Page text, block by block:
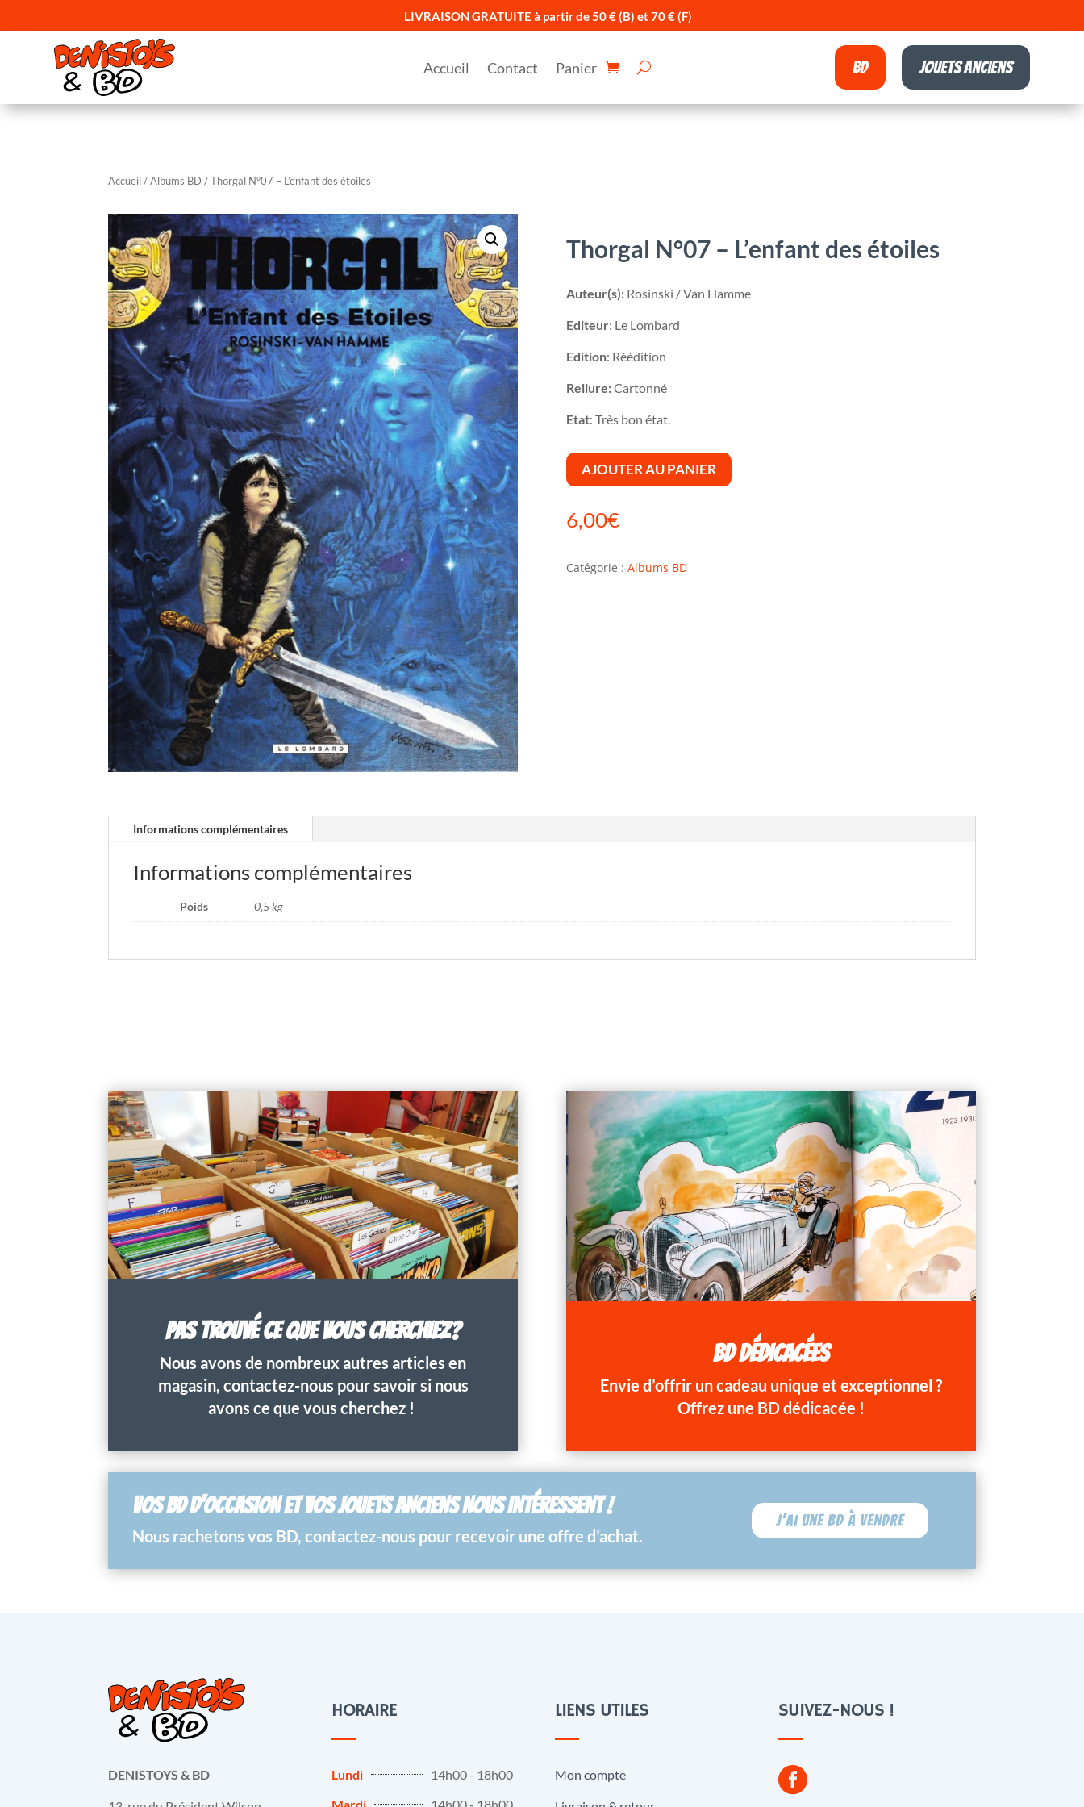
LIVRAISON GRATUITE à partir de 50 € (B) et 70 € (F)
Accueil Contact Panier BD Jouets anciens
Accueil/Albums BD / Thorgal N°07 – L’enfant des étoiles
Thorgal N°07 – L’enfant des étoiles
Auteur(s):Rosinski / Van Hamme
Editeur: Le Lombard
Edition: Réédition
Reliure:Cartonné
Etat: Très bon état.
AJOUTER AU PANIER
6,00€
Catégorie : Albums BD
Informations complémentaires
Informations complémentaires
Poids 0,5 kg
PAS TROUVÉ CE QUE VOUS CHERCHIEZ?
Nous avons de nombreux autres articles en
magasin, contactez-nous pour savoir si nous
avons ce que vous cherchez !
BD DÉDICACÉES
Envie d’offrir un cadeau unique et exceptionnel ?
Offrez une BD dédicacée !
VOS BD D’OCCASION ET VOS JOUETS ANCIENS NOUS INTÉRESSENT !
Nous rachetons vos BD, contactez-nous pour recevoir une offre d’achat.
J'ai une BD à vendre
DENISTOYS & BD
HORAIRE
Lundi
14h00 - 18h00
LIENS UTILES
Mon compte
SUIVEZ-NOUS !
